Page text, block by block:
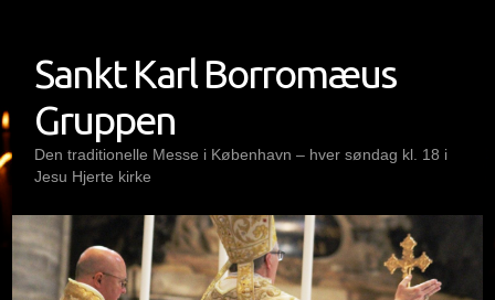
contentSankt Karl Borromæus
Gruppen
Den traditionelle Messe i København – hver søndag kl. 18 i
Jesu Hjerte kirke